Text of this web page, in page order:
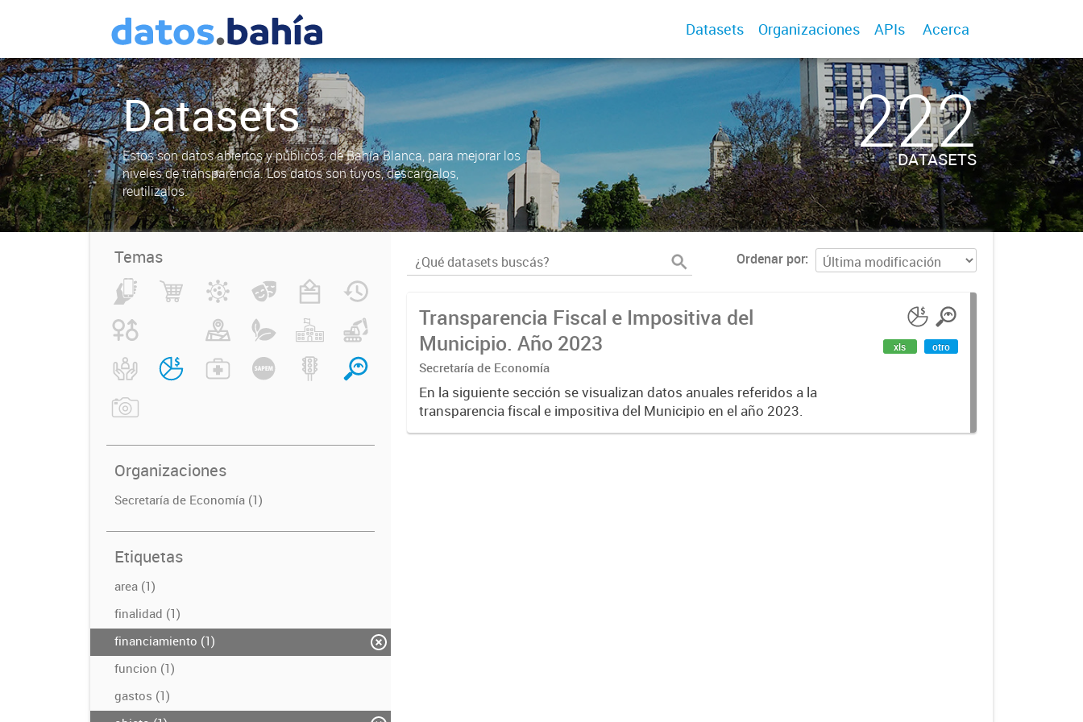
Datasets Organizaciones APIs Acerca
Datasets
Estos son datos abiertos y públicos, de Bahía Blanca, para mejorar los
niveles de transparencia. Los datos son tuyos, descargalos,
reutilizalos.
222
DATASETS
Temas
Organizaciones
Secretaría de Economía (1)
Etiquetas
area (1)
finalidad (1)
financiamiento (1)
funcion (1)
gastos (1)
Ordenar por
Transparencia Fiscal e Impositiva del
Municipio. Año 2023
Secretaría de Economía
En la siguiente sección se visualizan datos anuales referidos a la
transparencia fiscal e impositiva del Municipio en el año 2023.
xls otro